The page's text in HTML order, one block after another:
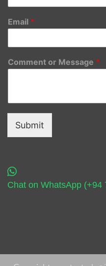
Email *
Comment or Message *
Submit
Chat on WhatsApp (+94